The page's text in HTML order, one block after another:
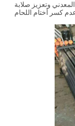
وتعزيز صلابة
كسر أختام اللحام